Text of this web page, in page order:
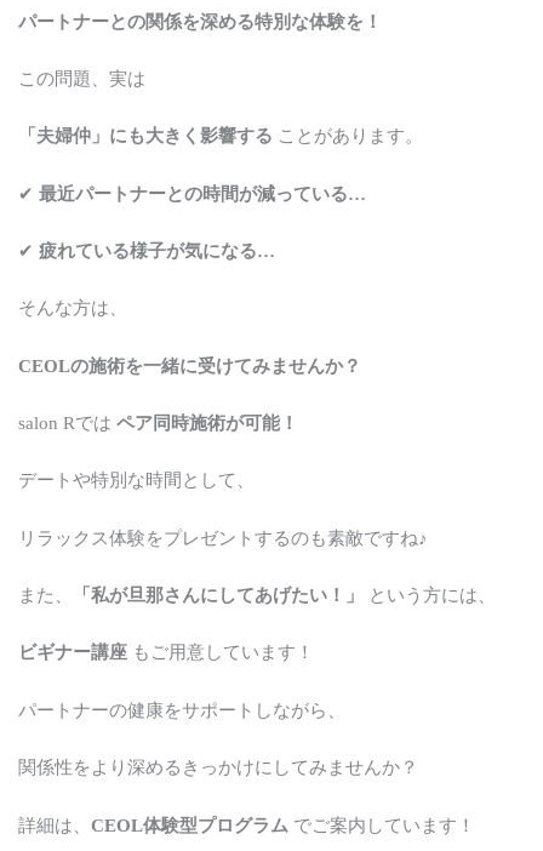
パートナーとの関係を深める特別な体験を！
この問題、実は
「夫婦仲」にも大きく影響する ことがあります。
✔ 最近パートナーとの時間が減っている…
✔ 疲れている様子が気になる…
そんな方は、
CEOLの施術を一緒に受けてみませんか？
salon Rでは ペア同時施術が可能！
デートや特別な時間として、
リラックス体験をプレゼントするのも素敵ですね♪
また、 「私が旦那さんにしてあげたい！」 という方には、
ビギナー講座もご用意しています！
パートナーの健康をサポートしながら、
関係性をより深めるきっかけにしてみませんか？
詳細は、 CEOL体験型プログラム でご案内しています！